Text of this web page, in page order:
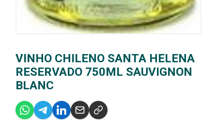
VINHO CHILENO SANTA HELENA
RESERVADO 750ML SAUVIGNON
BLANC